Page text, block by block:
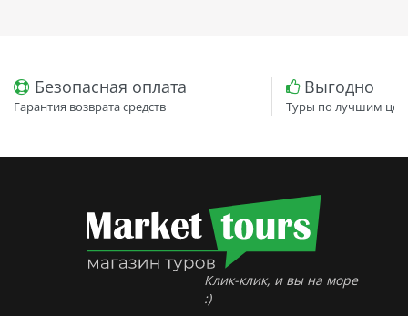
Безопасная оплата
Гарантия возврата средств
Выгодно
Туры по лучшим
Клик-клик, и вы на море
:)